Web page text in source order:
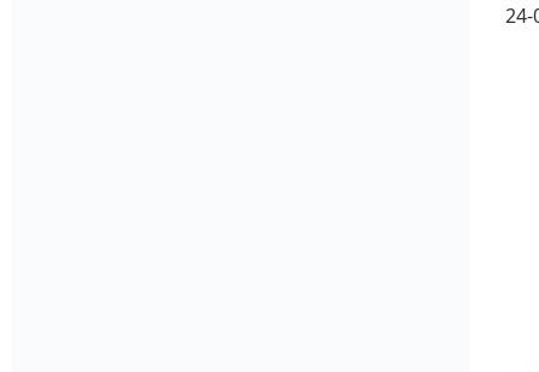
24-